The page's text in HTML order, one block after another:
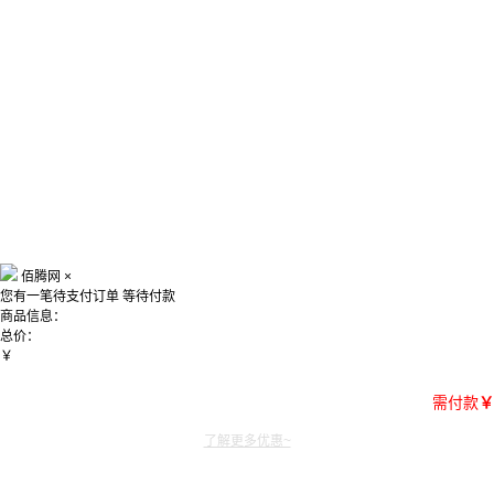
佰腾网 ×
您有一笔待支付订单 等待付款
商品信息：
总价：
￥
需付款￥
了解更多优惠~